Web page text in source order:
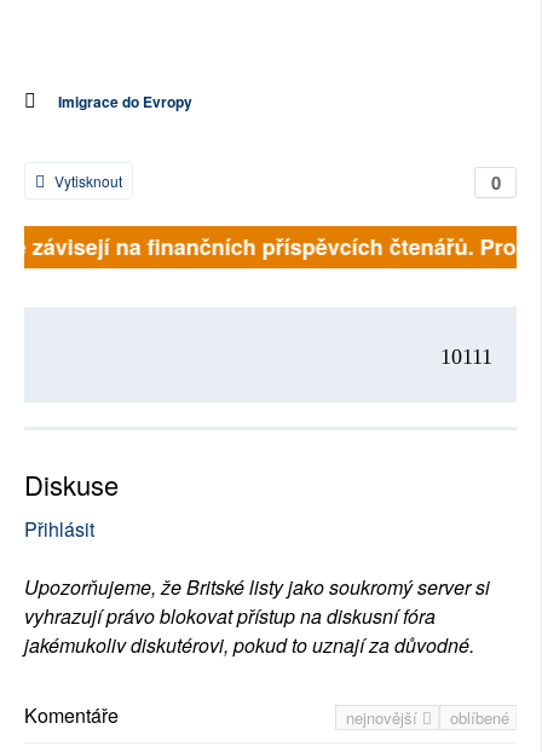
Imigrace do Evropy
0
Vytisknout
závisejí na finančních příspěvcích čtenářů.
10111
Diskuse
Přihlásit
Upozorňujeme, že Britské listy jako soukromý server si
vyhrazují právo blokovat přístup na diskusní fóra
jakémukoliv diskutérovi, pokud to uznají za důvodné.
nejnovější oblíbené
Komentáře